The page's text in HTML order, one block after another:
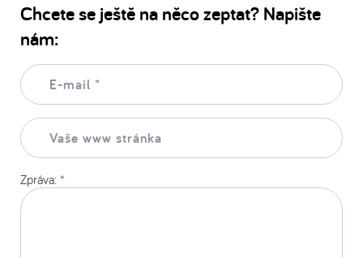
Chcete se ještě na něco zeptat? Napište
nám:
E-
mail:
Vaše
www
stránka:
Zpráva: *